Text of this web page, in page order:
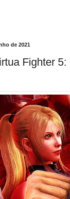
de 2021
Fighter